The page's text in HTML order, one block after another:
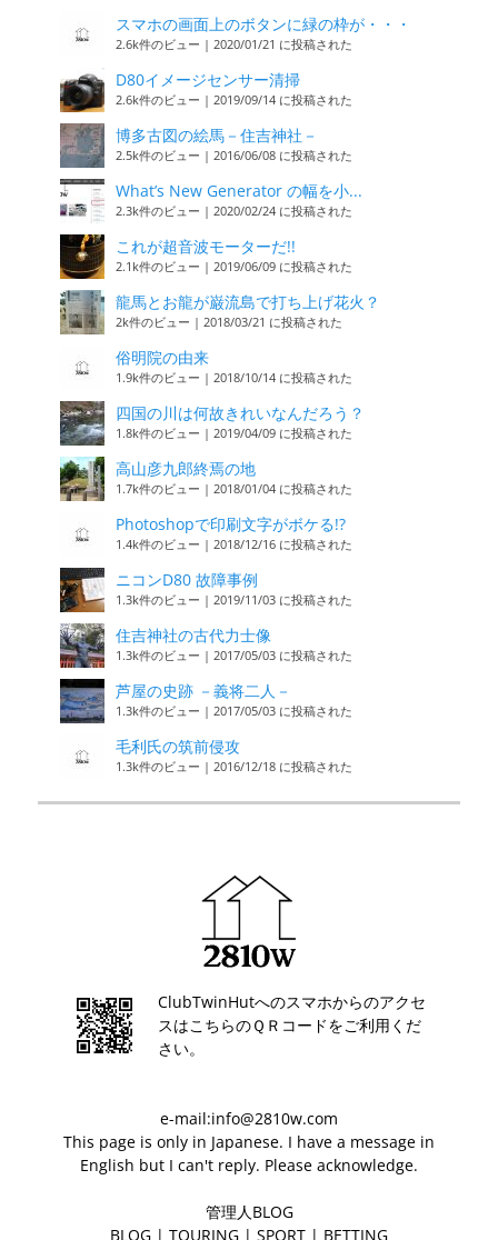
スマホの画面上のボタンに緑の枠が・・・
2.6k件のビュー | 2020/01/21 に投稿された
D80イメージセンサー清掃
2.6k件のビュー | 2019/09/14 に投稿された
博多古図の絵馬－住吉神社－
2.5k件のビュー | 2016/06/08 に投稿された
What’s New Generator の幅を小...
2.3k件のビュー | 2020/02/24 に投稿された
これが超音波モーターだ!!
2.1k件のビュー | 2019/06/09 に投稿された
龍馬とお龍が巌流島で打ち上げ花火？
2k件のビュー | 2018/03/21 に投稿された
俗明院の由来
1.9k件のビュー | 2018/10/14 に投稿された
四国の川は何故きれいなんだろう？
1.8k件のビュー | 2019/04/09 に投稿された
高山彦九郎終焉の地
1.7k件のビュー | 2018/01/04 に投稿された
Photoshopで印刷文字がボケる!?
1.4k件のビュー | 2018/12/16 に投稿された
ニコンD80 故障事例
1.3k件のビュー | 2019/11/03 に投稿された
住吉神社の古代力士像
1.3k件のビュー | 2017/05/03 に投稿された
芦屋の史跡 －義将二人－
1.3k件のビュー | 2017/05/03 に投稿された
毛利氏の筑前侵攻
1.3k件のビュー | 2016/12/18 に投稿された
ClubTwinHutへのスマホからのアクセ
スはこちらのＱＲコードをご利用くだ
さい。
e-mail:info@2810w.com
This page is only in Japanese. I have a message in
English but I can't reply. Please acknowledge.
管理人BLOG
BLOG | TOURING | SPORT | BETTING